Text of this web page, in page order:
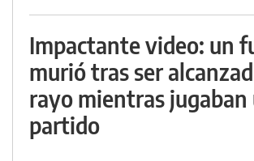
Impactante video: un
murió tras ser
rayo mientras jugaban
partido